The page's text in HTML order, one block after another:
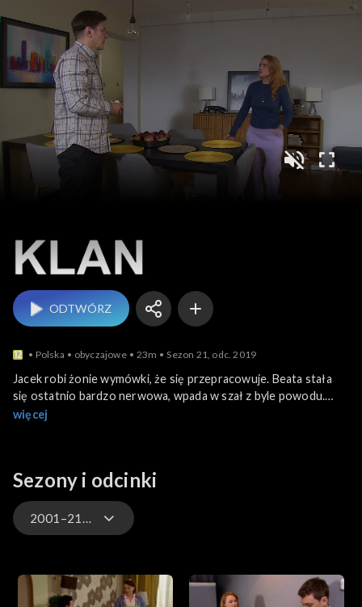
ODTWÓRZ
Polska obyczajowe 23m Sezon 21, odc. 2019
Jacek robi żonie wymówki, że się przepracowuje. Beata stała
się ostatnio bardzo nerwowa, wpada w szał z byle powodu.
Feliks wybiera się na prezentację multimedialną swojego biura
aby jego żona przeszła w klinice kompleksowe badania
zdrowotne. Krystyna otrzymuje pocztą niespodziewaną
przesyłkę od swojego przyjaciela Stiepana.
więcej
Sezony i odcinki
2001–2100
4601–4700